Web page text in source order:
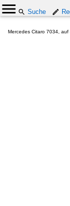
Suche
Mercedes Citaro 7034,